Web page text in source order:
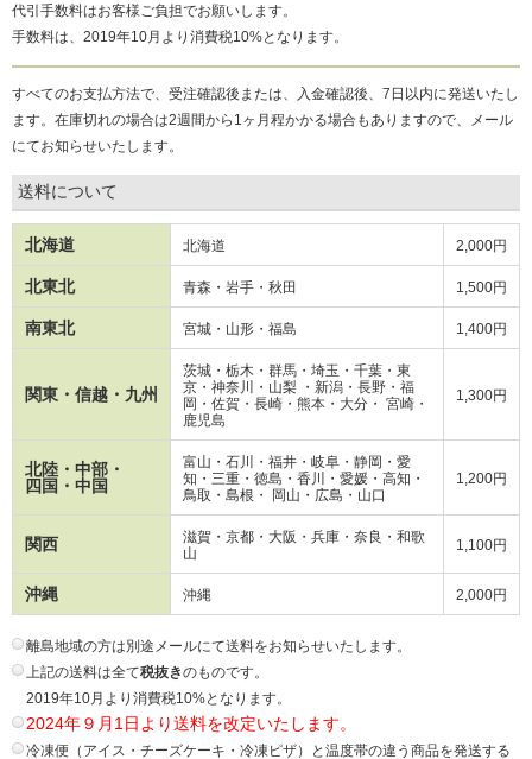
代引手数料はお客様ご負担でお願いします。
手数料は、2019年10月より消費税10%となります。
すべてのお支払方法で、受注確認後または、入金確認後、7日以内に発送いたし
ます。在庫切れの場合は2週間から1ヶ月程かかる場合もありますので、メール
にてお知らせいたします。
送料について
北海道 北海道 2,000円
北東北 青森・岩手・秋田 1,500円
南東北 宮城・山形・福島 1,400円
関東・信越・九州
茨城・栃木・群馬・埼玉・千葉・東
京・神奈川・山梨 ・新潟・長野・ 福
岡・ 佐賀・長崎・熊本・大分・ 宮崎・
鹿児島
1,300円
北陸・中部・
四国・中国
富山・石川・福井・岐阜・静岡・愛
知・三重・徳島・香川・愛媛・高知・
鳥取・島根・ 岡山・広島・山口
1,200円
関西
滋賀・京都・大阪・兵庫・奈良・和歌
山
1,100円
沖縄 沖縄 2,000円
離島地域の方は別途メールにて送料をお知らせいたします。
上記の送料は全て税抜きのものです。
2019年10月より消費税10%となります。
2024年９月1日より送料を改定いたします。
冷凍便（アイス・チーズケーキ・冷凍ピザ）と温度帯の違う商品を発送する